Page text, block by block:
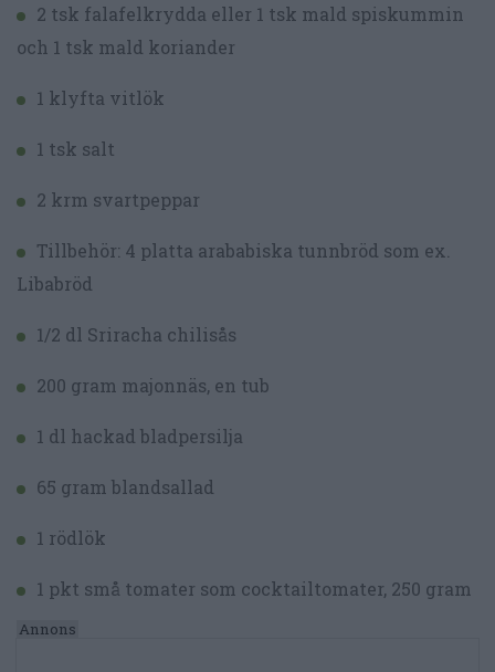
2 tsk falafelkrydda eller 1 tsk mald spiskummin
och 1 tsk mald koriander
1 klyfta vitlök
1 tsk salt
2 krm svartpeppar
Tillbehör: 4 platta arababiska tunnbröd som ex.
Libabröd
1/2 dl Sriracha chilisås
200 gram majonnäs, en tub
1 dl hackad bladpersilja
65 gram blandsallad
1 rödlök
1 pkt små tomater som cocktailtomater, 250 gram